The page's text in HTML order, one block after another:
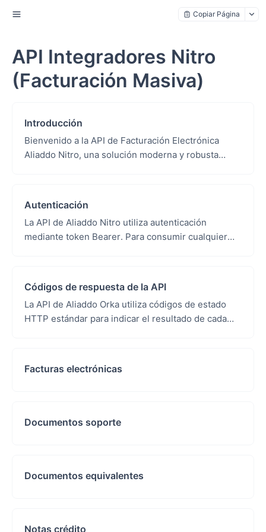
Copiar Página
API Integradores Nitro
(Facturación Masiva)
Introducción
Bienvenido a la API de Facturación Electrónica
Aliaddo Nitro, una solución moderna y robusta
Autenticación
La API de Aliaddo Nitro utiliza autenticación
mediante token Bearer. Para consumir cualquier
Códigos de respuesta de la API
La API de Aliaddo Orka utiliza códigos de estado
HTTP estándar para indicar el resultado de cada
Facturas electrónicas
Documentos soporte
Documentos equivalentes
Notas crédito